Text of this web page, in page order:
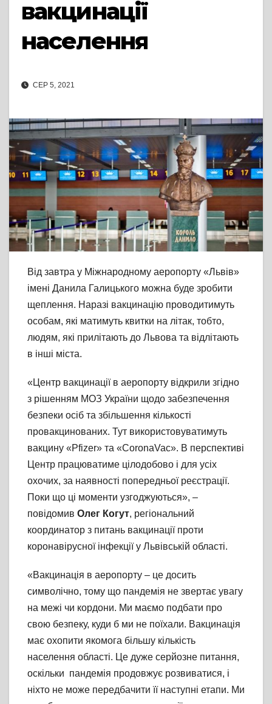
вакцинації
населення
СЕР 5, 2021
Від завтра у Міжнародному аеропорту «Львів»
імені Данила Галицького можна буде зробити
щеплення. Наразі вакцинацію проводитимуть
особам, які матимуть квитки на літак, тобто,
людям, які прилітають до Львова та відлітають
в інші міста.
«Центр вакцинації в аеропорту відкрили згідно
з рішенням МОЗ України щодо забезпечення
безпеки осіб та збільшення кількості
провакцинованих. Тут використовуватимуть
вакцину «Pfizer» та «CoronaVac». В перспективі
Центр працюватиме цілодобово і для усіх
охочих, за наявності попередньої реєстрації.
Поки що ці моменти узгоджуються», –
повідомив Олег Когут, регіональний
координатор з питань вакцинації проти
коронавірусної інфекції у Львівській області.
«Вакцинація в аеропорту – це досить
символічно, тому що пандемія не звертає увагу
на межі чи кордони. Ми маємо подбати про
свою безпеку, куди б ми не поїхали. Вакцинація
має охопити якомога більшу кількість
населення області. Це дуже серйозне питання,
оскільки пандемія продовжує розвиватися, і
ніхто не може передбачити її наступні етапи. Ми